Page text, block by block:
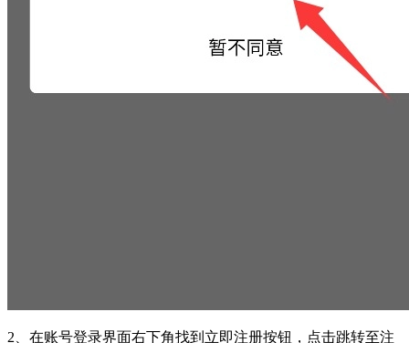
2、在账号登录界面右下角找到立即注册按钮，点击跳转至注